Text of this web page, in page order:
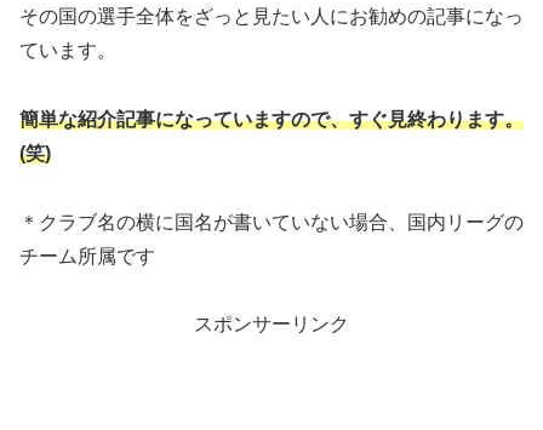
その国の選手全体をざっと見たい人にお勧めの記事になっ
ています。
簡単な紹介記事になっていますので、すぐ見終わります。
(笑)
＊クラブ名の横に国名が書いていない場合、国内リーグの
チーム所属です
スポンサーリンク